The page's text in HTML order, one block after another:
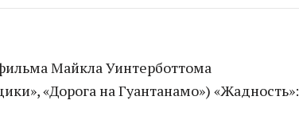
Майкла Уинтерботтома
«Дорога на Гуантанамо») «Жадность»: